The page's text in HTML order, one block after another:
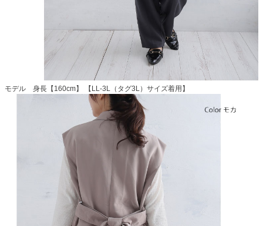
モデル 身長【160cm】 【LL-3L（タグ3L）サイズ着用】